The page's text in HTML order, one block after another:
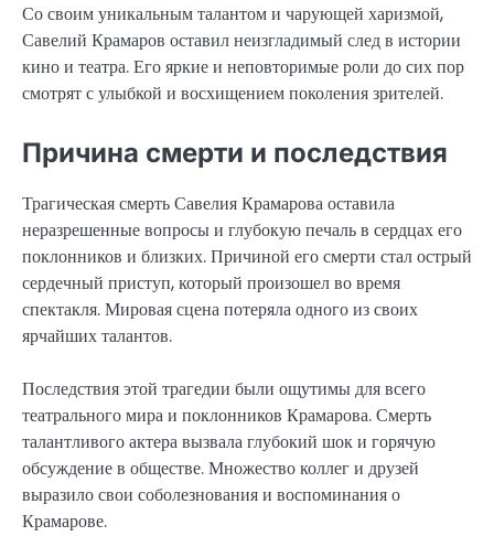
Со своим уникальным талантом и чарующей харизмой,
Савелий Крамаров оставил неизгладимый след в истории
кино и театра. Его яркие и неповторимые роли до сих пор
смотрят с улыбкой и восхищением поколения зрителей.
Причина смерти и последствия
Трагическая смерть Савелия Крамарова оставила
неразрешенные вопросы и глубокую печаль в сердцах его
поклонников и близких. Причиной его смерти стал острый
сердечный приступ, который произошел во время
спектакля. Мировая сцена потеряла одного из своих
ярчайших талантов.
Последствия этой трагедии были ощутимы для всего
театрального мира и поклонников Крамарова. Смерть
талантливого актера вызвала глубокий шок и горячую
обсуждение в обществе. Множество коллег и друзей
выразило свои соболезнования и воспоминания о
Крамарове.